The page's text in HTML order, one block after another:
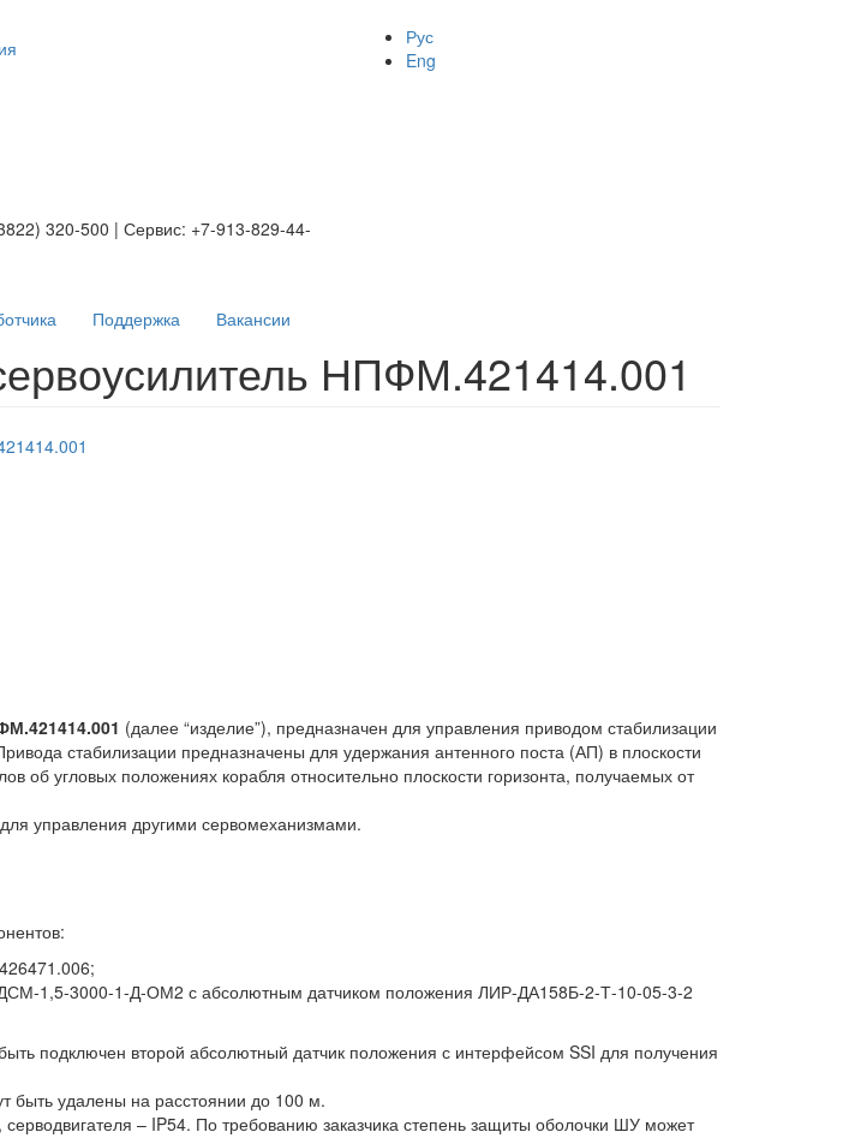
320-500 | Сервис: +7-913-829-44-
Рус
Eng
Поддержка Вакансии
НПФМ.421414.001
(далее “изделие”), предназначен для управления приводом стабилизации
стабилизации предназначены для удержания антенного поста (АП) в плоскости
об угловых положениях корабля относительно плоскости горизонта, получаемых от
управления другими сервомеханизмами.
ДСМ-1,5-3000-1-Д-ОМ2 с абсолютным датчиком положения ЛИР-ДА158Б-2-Т-10-05-3-2
подключен второй абсолютный датчик положения с интерфейсом SSI для получения
быть удалены на расстоянии до 100 м.
– IP54. По требованию заказчика степень защиты оболочки ШУ может